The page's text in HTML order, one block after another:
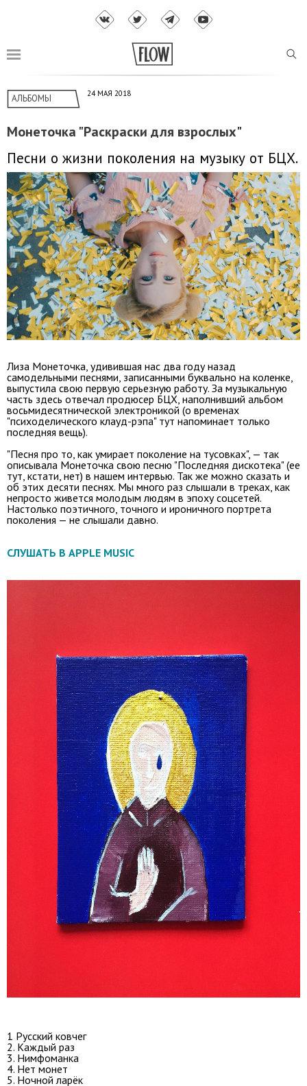
АЛЬБОМЫ 24 МАЯ 2018
Монеточка "Раскраски для взрослых"
Песни о жизни поколения на музыку от БЦХ.
Лиза Монеточка, удивившая нас два году назад
самодельными песнями, записанными буквально на коленке,
выпустила свою первую серьезную работу. За музыкальную
часть здесь отвечал продюсер БЦХ, наполнивший альбом
восьмидесятнической электроникой (о временах
"психоделического клауд-рэпа" тут напоминает только
последняя вещь).
"Песня про то, как умирает поколение на тусовках", — так
описывала Монеточка свою песню "Последняя дискотека" (ее
тут, кстати, нет) в нашем интервью. Так же можно сказать и
об этих десяти песнях. Мы много раз слышали в треках, как
непросто живется молодым людям в эпоху соцсетей.
Настолько поэтичного, точного и ироничного портрета
поколения — не слышали давно.
СЛУШАТЬ В APPLE MUSIC
1 Русский ковчег
2. Каждый раз
3. Нимфоманка
4. Нет монет
5. Ночной ларёк